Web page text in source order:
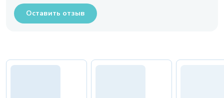
Оставить отзыв